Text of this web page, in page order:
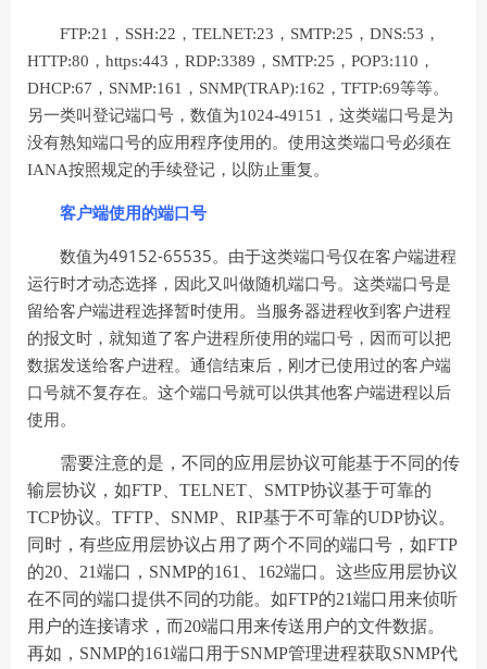
FTP:21 ， SSH:22 ， TELNET:23 ， SMTP:25 ， DNS:53 ，
HTTP:80 ， https:443 ， RDP:3389 ， SMTP:25 ， POP3:110 ，
DHCP:67 ， SNMP:161 ， SNMP(TRAP):162 ， TFTP:69等等。
另一类叫登记端口号，数值为1024-49151 ，这类端口号是为
没有熟知端口号的应用程序使用的。使用这类端口号必须在
IANA按照规定的手续登记，以防止重复。
客户端使用的端口号
数值为49152-65535。由于这类端口号仅在客户端进程
运行时才动态选择，因此又叫做随机端口号。这类端口号是
留给客户端进程选择暂时使用。当服务器进程收到客户进程
的报文时，就知道了客户进程所使用的端口号，因而可以把
数据发送给客户进程。通信结束后，刚才已使用过的客户端
口号就不复存在。这个端口号就可以供其他客户端进程以后
使用。
需要注意的是，不同的应用层协议可能基于不同的传
输层协议，如FTP、TELNET、SMTP协议基于可靠的
TCP协议。TFTP、SNMP、RIP基于不可靠的UDP协议。
同时，有些应用层协议占用了两个不同的端口号，如FTP
的20、21端口，SNMP的161、162端口。这些应用层协议
在不同的端口提供不同的功能。如FTP的21端口用来侦听
用户的连接请求，而20端口用来传送用户的文件数据。
再如，SNMP的161端口用于SNMP管理进程获取SNMP代